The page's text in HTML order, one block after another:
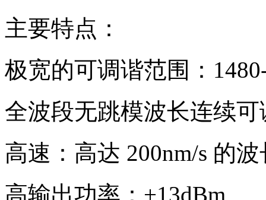
主要特点：
极宽的可调谐范围：
全波段无跳模波长连续可
高速：高达 200nm/s 的
高输出功率：+13dBm